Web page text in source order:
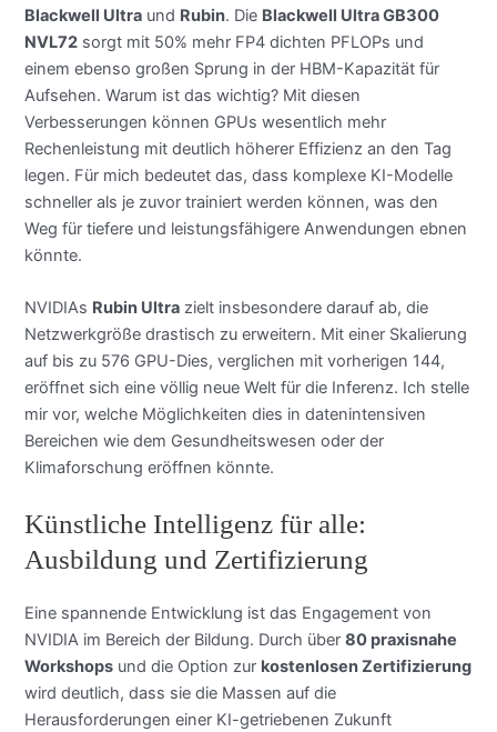
Blackwell Ultra und Rubin. Die Blackwell Ultra GB300
NVL72 sorgt mit 50% mehr FP4 dichten PFLOPs und
einem ebenso großen Sprung in der HBM-Kapazität für
Aufsehen. Warum ist das wichtig? Mit diesen
Verbesserungen können GPUs wesentlich mehr
Rechenleistung mit deutlich höherer Effizienz an den Tag
legen. Für mich bedeutet das, dass komplexe KI-Modelle
schneller als je zuvor trainiert werden können, was den
Weg für tiefere und leistungsfähigere Anwendungen ebnen
könnte.
NVIDIAs Rubin Ultra zielt insbesondere darauf ab, die
Netzwerkgröße drastisch zu erweitern. Mit einer Skalierung
auf bis zu 576 GPU-Dies, verglichen mit vorherigen 144,
eröffnet sich eine völlig neue Welt für die Inferenz. Ich stelle
mir vor, welche Möglichkeiten dies in datenintensiven
Bereichen wie dem Gesundheitswesen oder der
Klimaforschung eröffnen könnte.
Künstliche Intelligenz für alle:
Ausbildung und Zertifizierung
Eine spannende Entwicklung ist das Engagement von
NVIDIA im Bereich der Bildung. Durch über80 praxisnahe
Workshops und die Option zur kostenlosen Zertifizierung
wird deutlich, dass sie die Massen auf die
Herausforderungen einer KI-getriebenen Zukunft